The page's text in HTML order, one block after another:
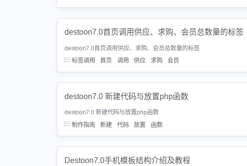
destoon7.0首页调用供应、求购、会员总数量的标签
destoon7.0首页调用供应、求购、会员总数量的标签
标签调用
首页 调用 供应 求购 会员
destoon7.0 新建代码与放置php函数
destoon7.0 新建代码与放置php函数
制作指南
新建 代码 放置 函数
Destoon7.0手机模板结构介绍及教程